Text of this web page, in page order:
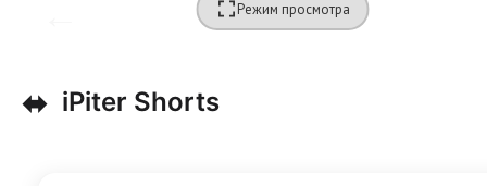
Режим просмотра
⬌ iPiter Shorts